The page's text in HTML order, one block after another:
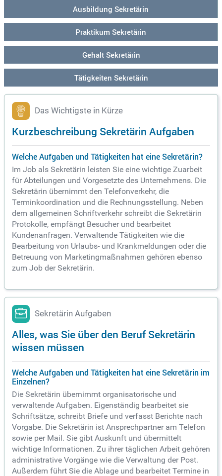
Ausbildung Sekretärin
Praktikum Sekretärin
Gehalt Sekretärin
Tätigkeiten Sekretärin
Das Wichtigste in Kürze
Kurzbeschreibung Sekretärin Aufgaben
Welche Aufgaben und Tätigkeiten hat eine Sekretärin?
Im Job als Sekretärin leisten Sie eine wichtige Zuarbeit
für Abteilungen und Vorgesetzte des Unternehmens. Die
Sekretärin übernimmt den Telefonverkehr, die
Terminkoordination und die Rechnungsstellung. Neben
dem allgemeinen Schriftverkehr schreibt die Sekretärin
Protokolle, empfängt Besucher und bearbeitet
Kundenanfragen. Verwaltende Tätigkeiten wie die
Bearbeitung von Urlaubs- und Krankmeldungen oder die
Betreuung von Marketingmaßnahmen gehören ebenso
zum Job der Sekretärin.
Sekretärin Aufgaben
Alles, was Sie über den Beruf Sekretärin
wissen müssen
Welche Aufgaben und Tätigkeiten hat eine Sekretärin im
Einzelnen?
Die Sekretärin übernimmt organisatorische und
verwaltende Aufgaben. Eigenständig bearbeitet sie
Schriftsätze, schreibt Briefe und verfasst Berichte nach
Vorgabe. Die Sekretärin ist Ansprechpartner am Telefon
sowie per Mail. Sie gibt Auskunft und übermittelt
wichtige Informationen. Zu ihrer täglichen Arbeit gehören
administrative Vorgänge wie die Verwaltung der Post.
Außerdem führt Sie die Ablage und bearbeitet Termine in